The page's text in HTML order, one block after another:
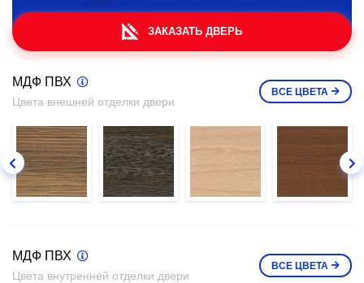
ЗАКАЗАТЬ ДВЕРЬ
МДФ ПВХ
Цвета внешней отделки двери
ВСЕ ЦВЕТА
МДФ ПВХ
Цвета внутренней отделки двери
ВСЕ ЦВЕТА